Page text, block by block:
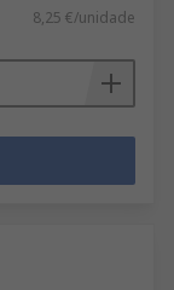
8,25 €/unidade